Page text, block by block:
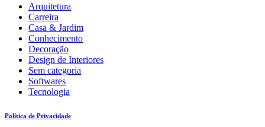
Arquitetura
Carreira
Casa & Jardim
Conhecimento
Decoração
Design de Interiores
Sem categoria
Softwares
Tecnologia
Política de Privacidade